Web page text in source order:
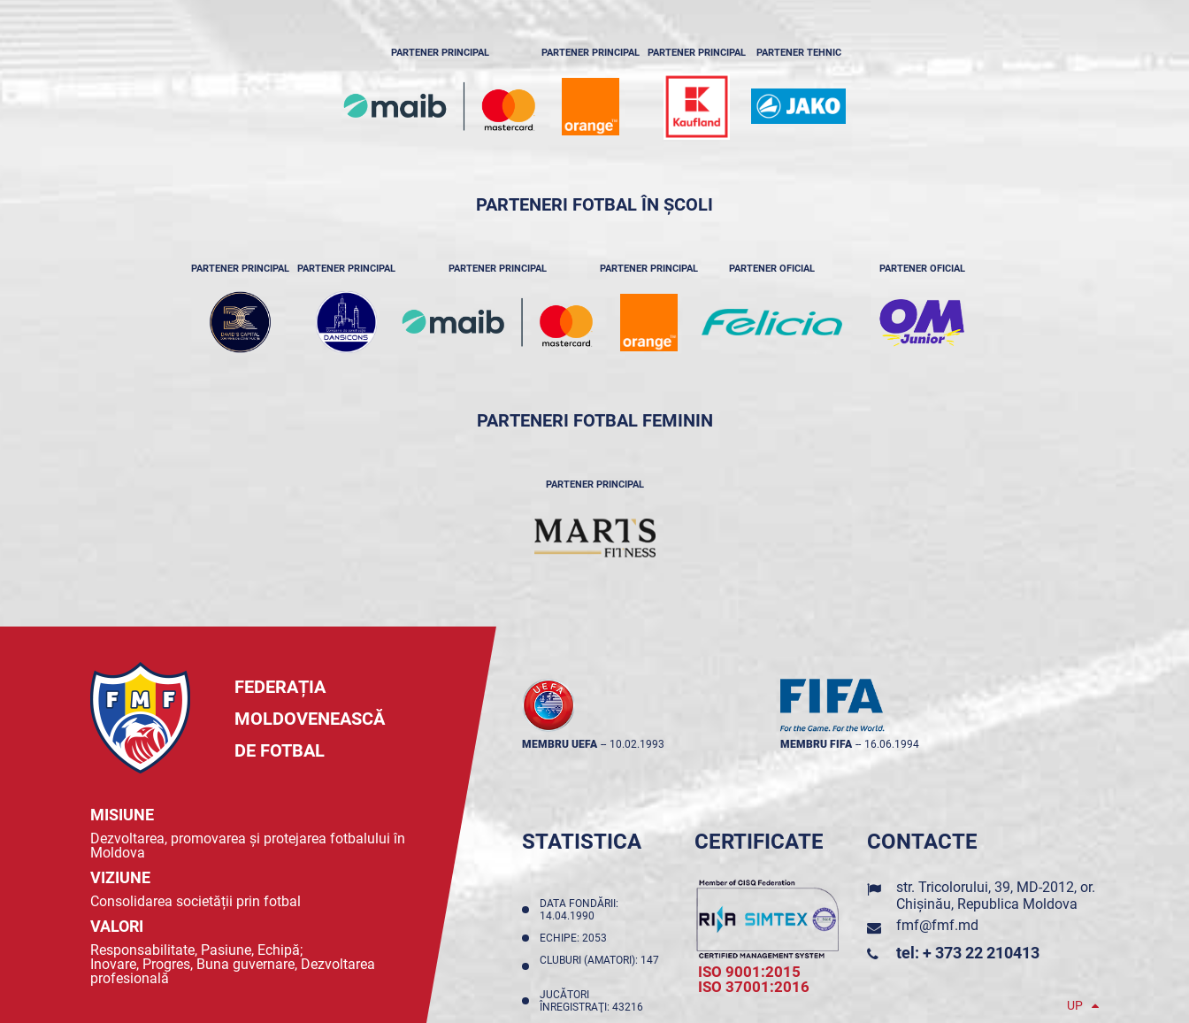
PARTENER PRINCIPAL PARTENER PRINCIPAL PARTENER PRINCIPAL PARTENER TEHNIC
PARTENERI FOTBAL ÎN ȘCOLI
PARTENER PRINCIPAL PARTENER PRINCIPAL PARTENER PRINCIPAL PARTENER PRINCIPAL PARTENER OFICIAL PARTENER OFICIAL
PARTENERI FOTBAL FEMININ
PARTENER PRINCIPAL
FEDERAȚIA
MOLDOVENEASCĂ
DE FOTBAL
MISIUNE
Dezvoltarea, promovarea și protejarea fotbalului în
Moldova
VIZIUNE
Consolidarea societății prin fotbal
VALORI
Responsabilitate, Pasiune, Echipă;
Inovare, Progres, Buna guvernare, Dezvoltarea
profesională
MEMBRU UEFA -- 10.02.1993 MEMBRU FIFA -- 16.06.1994
STATISTICA
DATA FONDĂRII:
14.04.1990
ECHIPE: 2053
CLUBURI (AMATORI): 147
JUCĂTORI
ÎNREGISTRAŢI: 43216
CERTIFICATE
ISO 9001:2015
ISO 37001:2016
CONTACTE
str. Tricolorului, 39, MD-2012, or.
Chișinău, Republica Moldova
fmf@fmf.md
tel: + 373 22 210413
UP